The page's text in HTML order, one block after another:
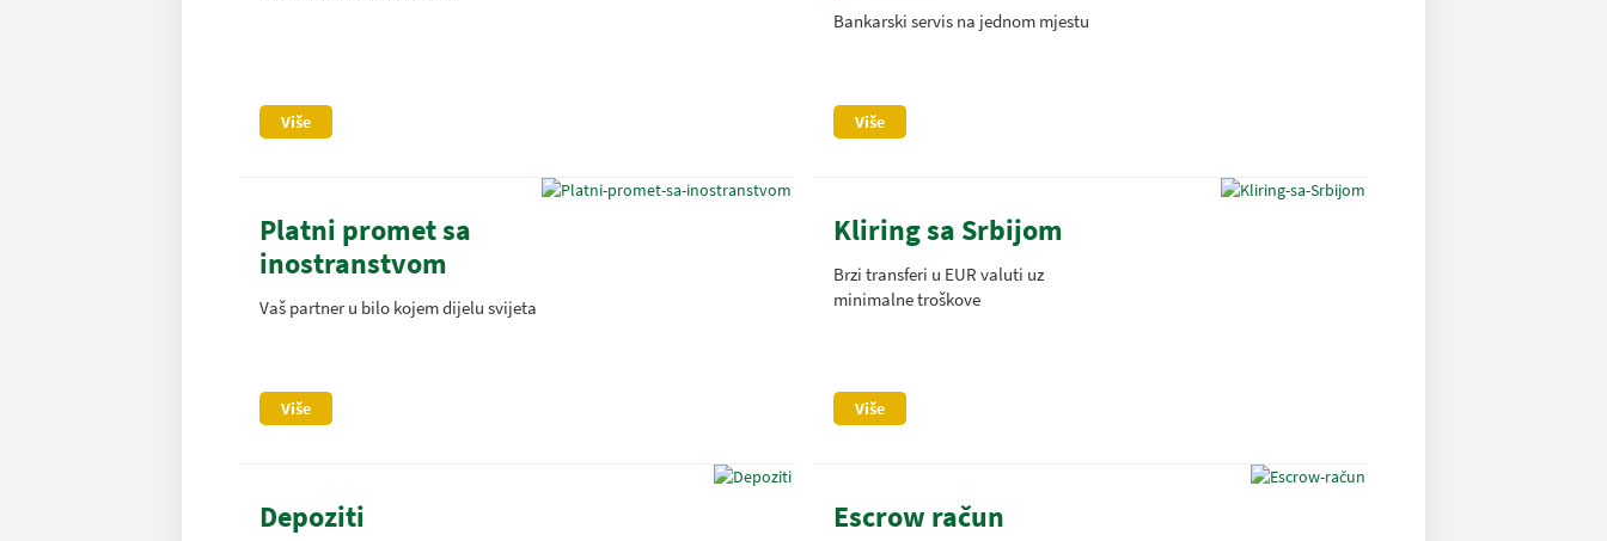
Više
Bankarski servis na jednom mjestu
Više
Platni promet sa
inostranstvom
Vaš partner u bilo kojem dijelu svijeta
Više
Kliring sa Srbijom
Brzi transferi u EUR valuti uz
minimalne troškove
Više
Depoziti Escrow račun